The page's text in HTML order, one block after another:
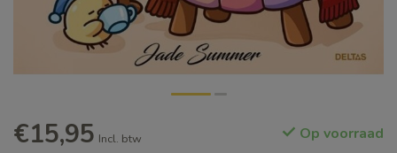
€15,95 Incl. btw Op voorraad